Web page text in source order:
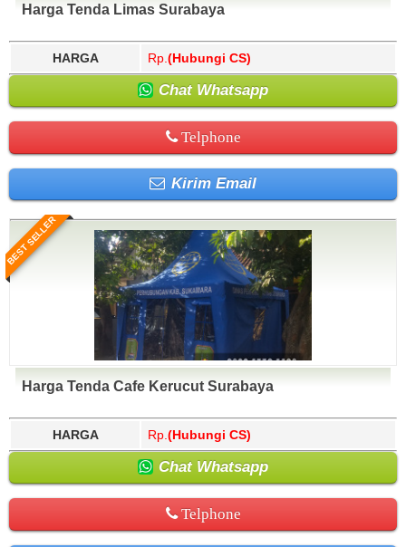
Harga Tenda Limas Surabaya
HARGA Rp. (Hubungi CS)
Chat Whatsapp
Telphone
Kirim Email
BEST SELLER
Harga Tenda Cafe Kerucut Surabaya
HARGA Rp. (Hubungi CS)
Chat Whatsapp
Telphone